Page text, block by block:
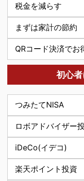
税金を減らす
まずは家計の節約
QRコード決済でお
初心
つみたてNISA
ロボアドバイザー
iDeCo(イデコ)
楽天ポイント投資